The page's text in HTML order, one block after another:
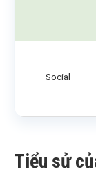
Social
Tiểu sử